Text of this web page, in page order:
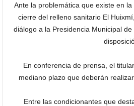
Ante la problemática que existe en
cierre del relleno sanitario El
diálogo a la Presidencia Municipal
En conferencia de prensa, el
mediano plazo que deberán
Entre las condicionantes que